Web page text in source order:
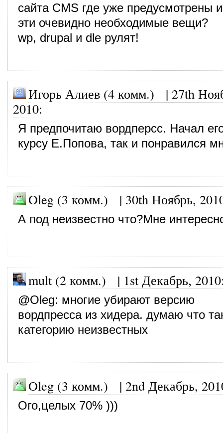
сайта CMS где уже предусмотрены
эти очевидно необходимые вещи?
wp, drupal и dle рулят!
Игорь Алиев (4 комм.) | 27th
2010:
Я предпочитаю вордперсс. Начал
курсу Е.Попова, так и понравился
Oleg (3 комм.) | 30th Ноябрь,
А под неизвестно что?Мне
mult (2 комм.) | 1st Декабрь, 2010
@Oleg: многие убирают версию
вордпресса из хидера. думаю что
категорию неизвестных
Oleg (3 комм.) | 2nd Декабрь,
Ого,целых 70% )))